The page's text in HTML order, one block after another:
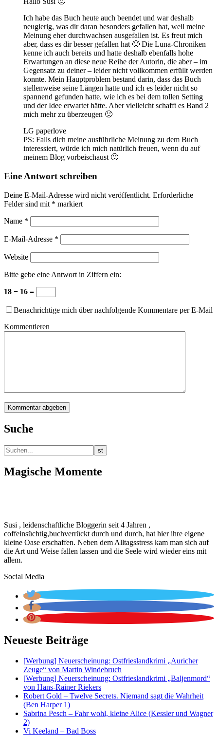
Ich habe das Buch heute auch beendet und war deshalb
neugierig, was dir daran besonders gefallen hat, weil meine
Meinung eher durchwachsen ausgefallen ist. Es freut mich
aber, dass es dir besser gefallen hat 🙂 Die Luna-Chroniken
kenne ich auch bereits und hatte deshalb ebenfalls hohe
Erwartungen an diese neue Reihe der Autorin, die aber – im
Gegensatz zu deiner – leider nicht vollkommen erfüllt werden
konnte. Mein Hauptproblem bestand darin, dass das Buch
stellenweise seine Längen hatte und ich es leider nicht so
spannend gefunden hatte, wie ich es bei dem tollen Setting
und der Idee erwartet hätte. Aber vielleicht schafft es Band 2
mich mehr zu überzeugen 🙂
LG paperlove
PS: Falls dich meine ausführliche Meinung zu dem Buch
interessiert, würde ich mich natürlich freuen, wenn du auf
meinem Blog vorbeischaust 🙂
Eine Antwort schreiben
Deine E-Mail-Adresse wird nicht veröffentlicht. Erforderliche
Felder sind mit * markiert
Name *
E-Mail-Adresse *
Website
Bitte gebe eine Antwort in Ziffern ein:
18 − 16 =
Benachrichtige mich über nachfolgende Kommentare per E-Mail
Kommentieren
Suche
Magische Momente
Susi , leidenschaftliche Bloggerin seit 4 Jahren ,
coffeinsüchtig,buchverrückt durch und durch, hat hier ihre eigene
kleine Oase erschaffen. Neben dem Alltagsstress kam man sich auf
die Art und Weise fallen lassen und die Seele wird wieder eins mit
allem.
Social Media
Neueste Beiträge
[Werbung] Neuerscheinung: Ostfrieslandkrimi „Auricher
Zeuge“ von Martin Windebruch
[Werbung] Neuerscheinung: Ostfrieslandkrimi „Baljenmord“
von Hans-Rainer Riekers
Robert Gold – Twelve Secrets. Niemand sagt die Wahrheit
(Ben Harper 1)
Sabrina Pesch – Fahr wohl, kleine Alice (Kessler und Wagner
2)
Vi Keeland – Bad Boss